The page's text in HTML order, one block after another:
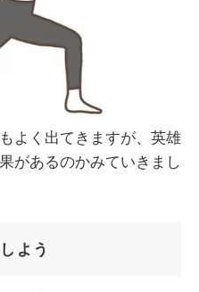
よく出てきますが、英雄
があるのかみていきまし
よう